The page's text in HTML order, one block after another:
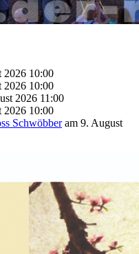
2026 10:00
2026 10:00
2026 11:00
2026 10:00
Schwöbberam 9. August